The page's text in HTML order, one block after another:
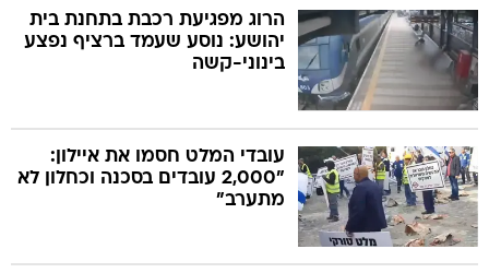
הרוג מפגיעת רכבת בתחנת בית
יהושע: נוסע שעמד ברציף נפצע
בינוני-קשה
עובדי המלט חסמו את איילון:
"2,000 עובדים בסכנה וכחלון לא
מתערב"